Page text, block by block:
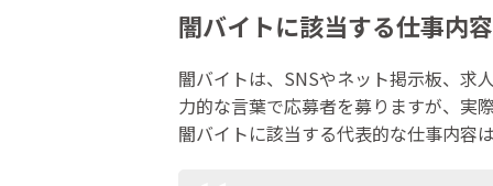
闇バイトに該当する仕事内容
闇バイトは、SNSやネット掲示板、求
力的な言葉で応募者を募りますが、実
闇バイトに該当する代表的な仕事内容